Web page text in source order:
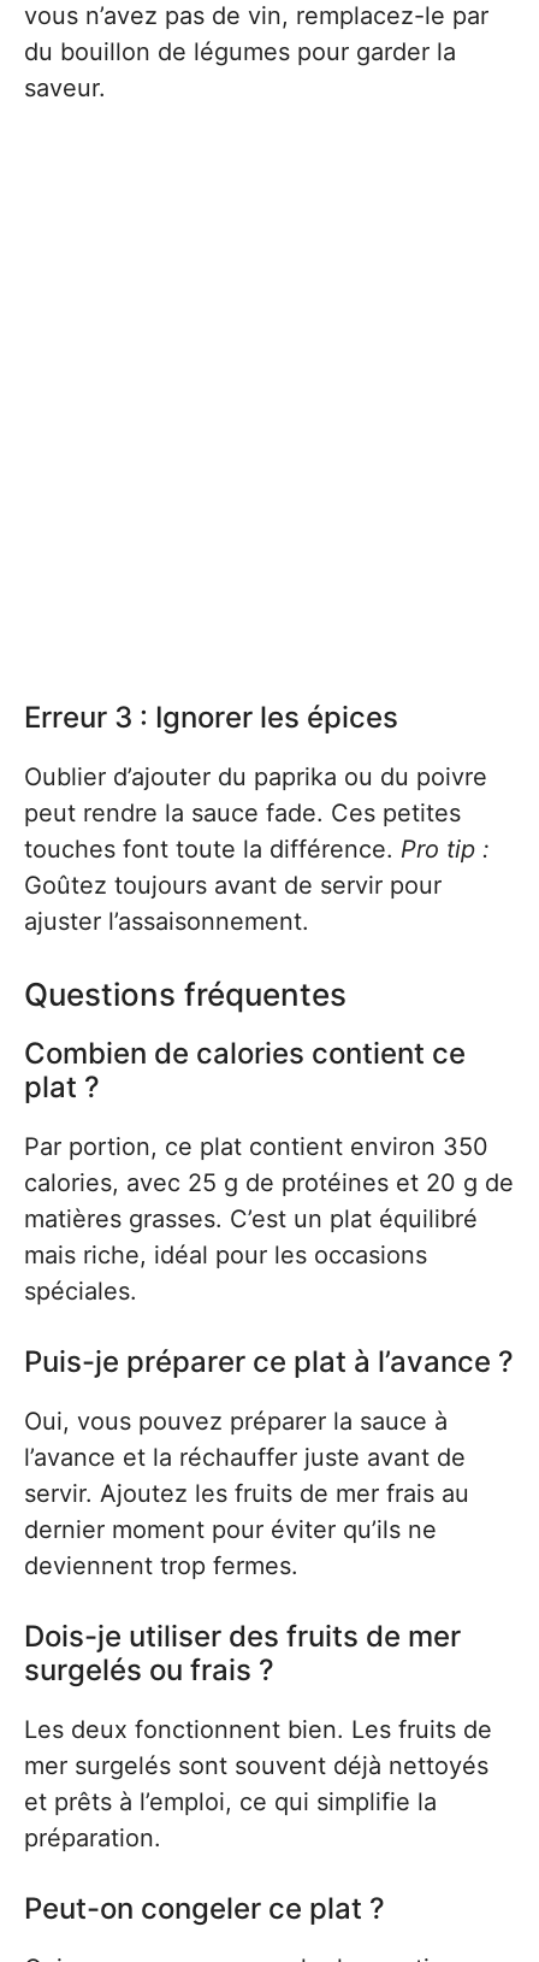
vous n’avez pas de vin, remplacez-le par
du bouillon de légumes pour garder la
saveur.
Erreur 3 : Ignorer les épices
Oublier d’ajouter du paprika ou du poivre
peut rendre la sauce fade. Ces petites
touches font toute la différence. Pro tip :
Goûtez toujours avant de servir pour
ajuster l’assaisonnement.
Questions fréquentes
Combien de calories contient ce
plat ?
Par portion, ce plat contient environ 350
calories, avec 25 g de protéines et 20 g de
matières grasses. C’est un plat équilibré
mais riche, idéal pour les occasions
spéciales.
Puis-je préparer ce plat à l’avance ?
Oui, vous pouvez préparer la sauce à
l’avance et la réchauffer juste avant de
servir. Ajoutez les fruits de mer frais au
dernier moment pour éviter qu’ils ne
deviennent trop fermes.
Dois-je utiliser des fruits de mer
surgelés ou frais ?
Les deux fonctionnent bien. Les fruits de
mer surgelés sont souvent déjà nettoyés
et prêts à l’emploi, ce qui simplifie la
préparation.
Peut-on congeler ce plat ?